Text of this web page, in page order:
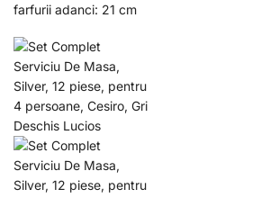
farfurii adanci: 21 cm